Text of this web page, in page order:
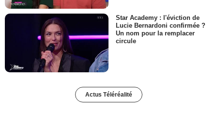
Star Academy : l'éviction de
Lucie Bernardoni confirmée ?
Un nom pour la remplacer
circule
Actus Téléréalité